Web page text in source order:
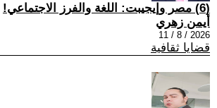
(6) مصر وإيجيبت: اللغة والفرز الاجتماعي!
أيمن زهري
2026 / 8 / 11
قضايا ثقافية